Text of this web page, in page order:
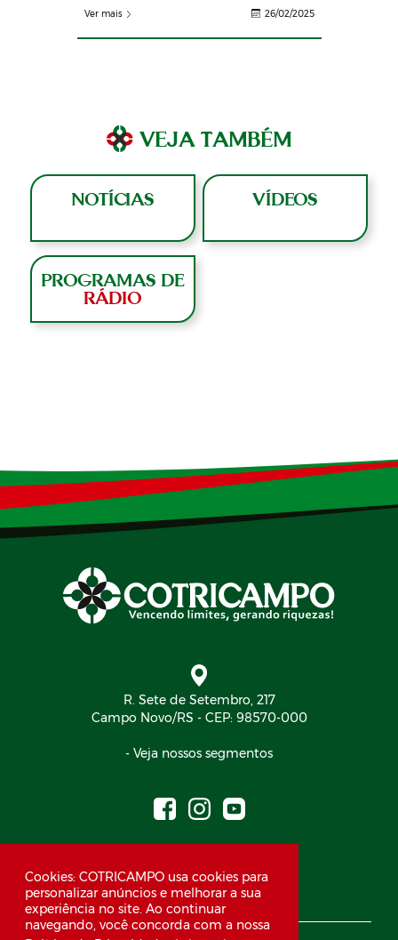
Cookies: COTRICAMPO usa cookies para
personalizar anúncios e melhorar a sua
experiência no site. Ao continuar
navegando, você concorda com a nossa
Ver mais 26/02/2025
VEJA TAMBÉM
NOTÍCIAS VÍDEOS
PROGRAMAS DE
RÁDIO
R. Sete de Setembro, 217
Campo Novo/RS - CEP: 98570-000
- Veja nossos segmentos